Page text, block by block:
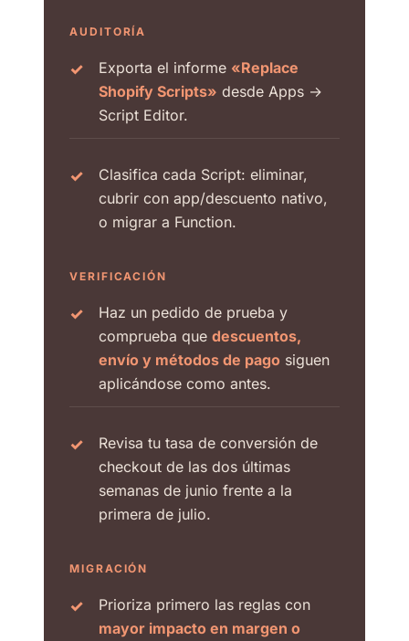
AUDITORÍA
Exporta el informe «Replace
Shopify Scripts» desde Apps →
Script Editor.
Clasifica cada Script: eliminar,
cubrir con app/descuento nativo,
o migrar a Function.
VERIFICACIÓN
Haz un pedido de prueba y
comprueba que descuentos,
envío y métodos de pago siguen
aplicándose como antes.
Revisa tu tasa de conversión de
checkout de las dos últimas
semanas de junio frente a la
primera de julio.
MIGRACIÓN
Prioriza primero las reglas con
mayor impacto en margen o